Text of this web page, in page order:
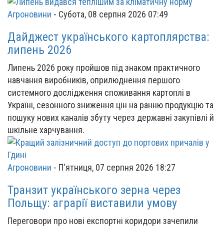
Агроновини - Субота, 08 серпня 2026 07:49
Дайджест українського картоплярства:
липень 2026
Липень 2026 року пройшов під знаком практичного
навчання виробників, оприлюднення першого
системного дослідження споживання картоплі в
Україні, сезонного зниження цін на ранню продукцію та
пошуку нових каналів збуту через державні закупівлі й
шкільне харчування.
Агроновини - П'ятниця, 07 серпня 2026 18:27
Транзит українського зерна через
Польщу: аграрії виставили умову
Переговори про нові експортні коридори зачепили